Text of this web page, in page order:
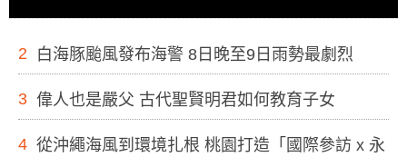
2 白海豚颱風發布海警 8日晚至9日雨勢最劇烈
3 偉人也是嚴父 古代聖賢明君如何教育子女
4 從沖繩海風到環境扎根 桃園打造「國際參訪 x 永